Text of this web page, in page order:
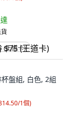
貨
(王道卡)
杯盤組, 白色, 2組
1個)